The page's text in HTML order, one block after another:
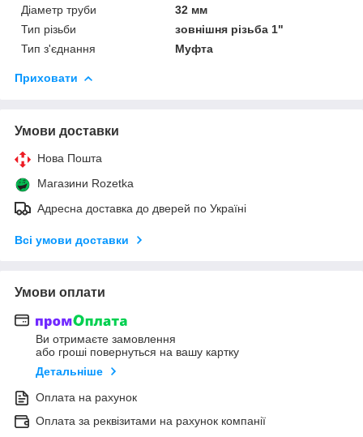
Діаметр труби
32 мм
Тип різьби
зовнішня різьба 1"
Тип з'єднання
Муфта
Приховати
Умови доставки
Нова Пошта
Магазини Rozetka
Адресна доставка до дверей по Україні
Всі умови доставки
Умови оплати
Ви отримаєте замовлення
або гроші повернуться на вашу картку
Детальніше
Оплата на рахунок
Оплата за реквізитами на рахунок компанії